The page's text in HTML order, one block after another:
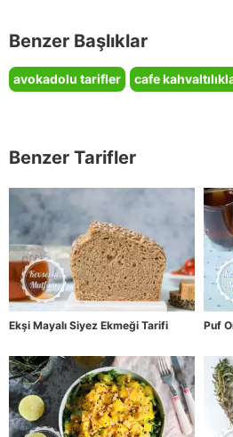
Benzer Başlıklar
avokadolu tarifler cafe
Benzer Tarifler
Ekşi Mayalı Siyez Ekmeği Tarifi Puf